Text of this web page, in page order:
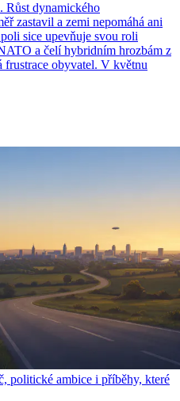
Růst dynamického
zastavil a zemi nepomáhá ani
sice upevňuje svou roli
a čelí hybridním hrozbám z
frustrace obyvatel. V květnu
politické ambice i příběhy, které